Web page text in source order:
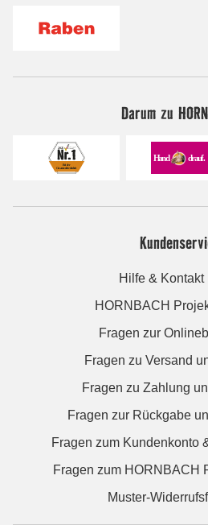
Darum zu
Hilfe & Kontakt
HORNBACH
Fragen zur
Fragen zu Versand
Fragen zu Zahlung
Fragen zur Rückgabe
Fragen zum Kundenkonto
Fragen zum HORNBACH
Muster-